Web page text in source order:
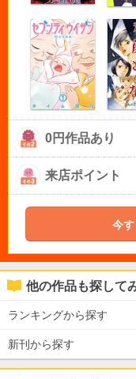
0円作品あり
来店ポイント
今
他の作品も探して
ランキングから探す
新刊から探す